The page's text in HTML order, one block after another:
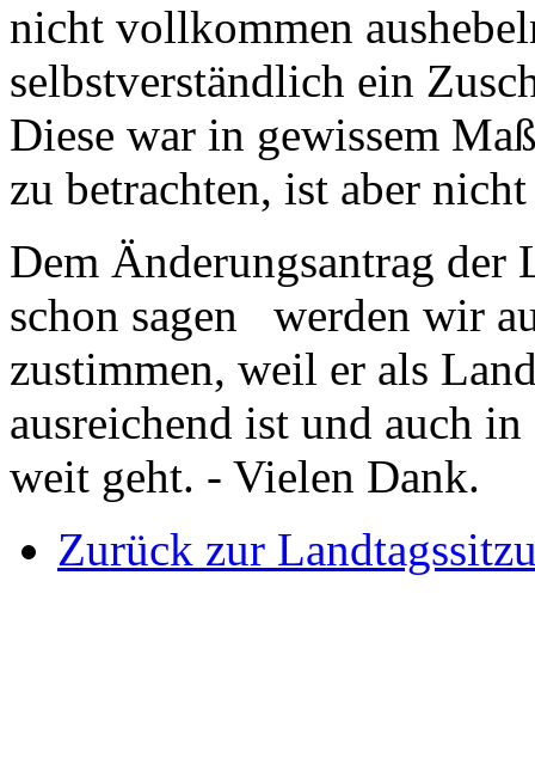
nicht vollkommen
selbstverständlich ein
Diese war in gewissem
zu betrachten, ist aber
Dem Änderungsantrag
schon sagen werden wir
zustimmen, weil er als
ausreichend ist und auch
weit geht. - Vielen Dank.
Zurück zur